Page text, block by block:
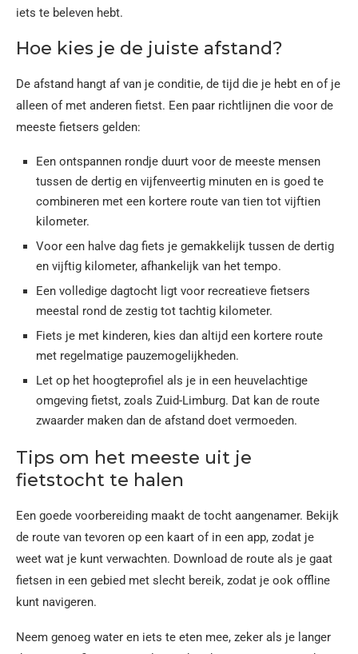
iets te beleven hebt.
Hoe kies je de juiste afstand?
De afstand hangt af van je conditie, de tijd die je hebt en of je
alleen of met anderen fietst. Een paar richtlijnen die voor de
meeste fietsers gelden:
Een ontspannen rondje duurt voor de meeste mensen
tussen de dertig en vijfenveertig minuten en is goed te
combineren met een kortere route van tien tot vijftien
kilometer.
Voor een halve dag fiets je gemakkelijk tussen de dertig
en vijftig kilometer, afhankelijk van het tempo.
Een volledige dagtocht ligt voor recreatieve fietsers
meestal rond de zestig tot tachtig kilometer.
Fiets je met kinderen, kies dan altijd een kortere route
met regelmatige pauzemogelijkheden.
Let op het hoogteprofiel als je in een heuvelachtige
omgeving fietst, zoals Zuid-Limburg. Dat kan de route
zwaarder maken dan de afstand doet vermoeden.
Tips om het meeste uit je
fietstocht te halen
Een goede voorbereiding maakt de tocht aangenamer. Bekijk
de route van tevoren op een kaart of in een app, zodat je
weet wat je kunt verwachten. Download de route als je gaat
fietsen in een gebied met slecht bereik, zodat je ook offline
kunt navigeren.
Neem genoeg water en iets te eten mee, zeker als je langer